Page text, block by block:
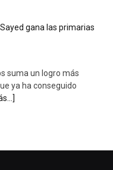
suma un logro más
ya ha conseguido